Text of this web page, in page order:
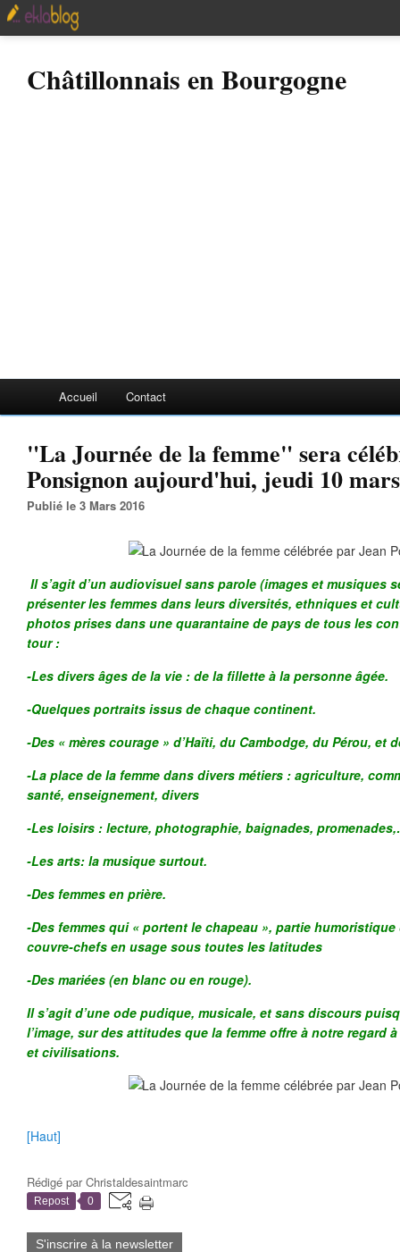
Châtillonnais en Bourgogne
Accueil Contact
"La Journée de la femme" sera
Ponsignon aujourd'hui, jeudi 10
Publié le 3 Mars 2016
Il s’agit d’un audiovisuel sans parole (images et musiques
présenter les femmes dans leurs diversités, ethniques et
photos prises dans une quarantaine de pays de tous les
tour :
-Les divers âges de la vie : de la fillette à la personne âgée.
-Quelques portraits issus de chaque continent.
-Des « mères courage » d’Haïti, du Cambodge, du Pérou, et
-La place de la femme dans divers métiers : agriculture,
santé, enseignement, divers
-Les loisirs : lecture, photographie, baignades,
-Les arts: la musique surtout.
-Des femmes en prière.
-Des femmes qui « portent le chapeau », partie
couvre-chefs en usage sous toutes les latitudes
-Des mariées (en blanc ou en rouge).
Il s’agit d’une ode pudique, musicale, et sans discours
l’image, sur des attitudes que la femme offre à notre regard
et civilisations.
[Haut]
Rédigé parChristaldesaintmarc
Repost 0
S'inscrire à la newsletter